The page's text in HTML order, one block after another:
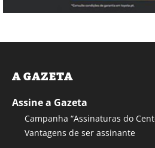
A GAZETA
Assine a Gazeta
Campanha “Assinaturas do
Vantagens de ser assinante